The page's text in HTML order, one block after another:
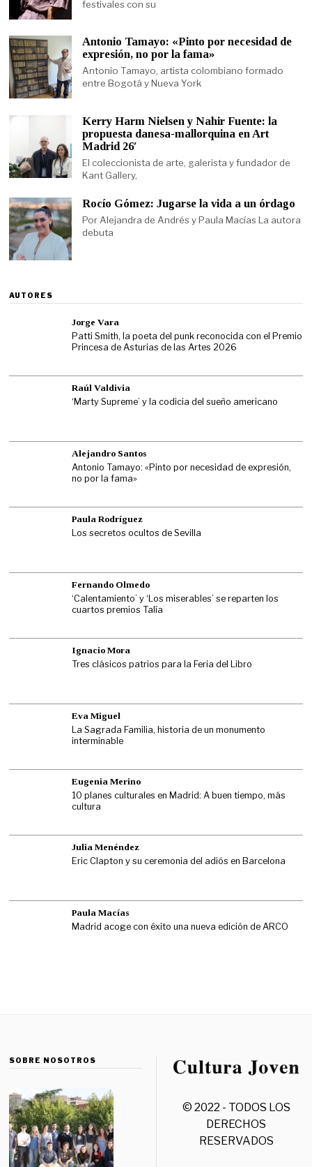
festivales con su
Antonio Tamayo: «Pinto por necesidad de
expresión, no por la fama»
Antonio Tamayo, artista colombiano formado
entre Bogotá y Nueva York
Kerry Harm Nielsen y Nahir Fuente: la
propuesta danesa-mallorquina en Art
Madrid 26′
El coleccionista de arte, galerista y fundador de
Kant Gallery,
Rocío Gómez: Jugarse la vida a un órdago
Por Alejandra de Andrés y Paula Macías La autora
debuta
AUTORES
Jorge Vara
Patti Smith, la poeta del punk reconocida con el Premio
Princesa de Asturias de las Artes 2026
Raúl Valdivia
‘Marty Supreme’ y la codicia del sueño americano
Alejandro Santos
Antonio Tamayo: «Pinto por necesidad de expresión,
no por la fama»
Paula Rodríguez
Los secretos ocultos de Sevilla
Fernando Olmedo
‘Calentamiento’ y ‘Los miserables’ se reparten los
cuartos premios Talía
Ignacio Mora
Tres clásicos patrios para la Feria del Libro
Eva Miguel
La Sagrada Familia, historia de un monumento
interminable
Eugenia Merino
10 planes culturales en Madrid: A buen tiempo, más
cultura
Julia Menéndez
Eric Clapton y su ceremonia del adiós en Barcelona
Paula Macías
Madrid acoge con éxito una nueva edición de ARCO
SOBRE NOSOTROS
© 2022 - TODOS LOS
DERECHOS
RESERVADOS